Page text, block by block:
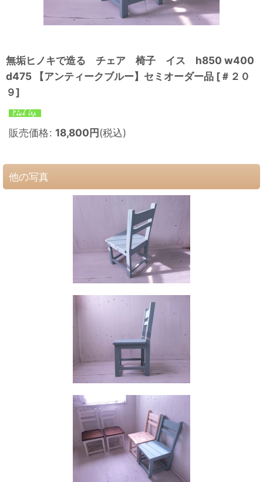
無垢ヒノキで造る チェア 椅子 イス h850 w400
d475 【アンティークブルー】セミオーダー品 [＃２０
９]
販売価格: 18,800円(税込)
他の写真